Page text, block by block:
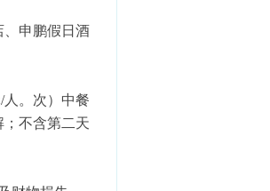
、申鹏假日酒
人。次）中餐
不含第二天